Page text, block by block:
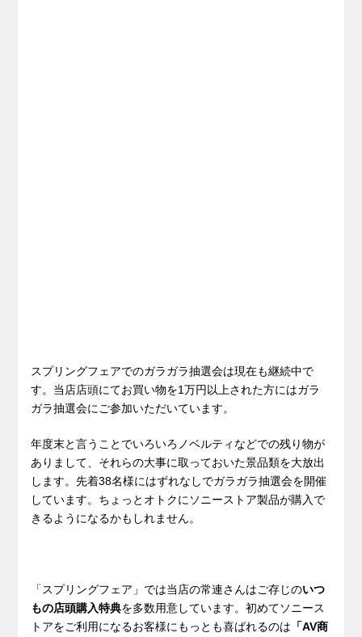
スプリングフェアでのガラガラ抽選会は現在も継続中で
す。当店店頭にてお買い物を1万円以上された方にはガラ
ガラ抽選会にご参加いただいています。
年度末と言うことでいろいろノベルティなどでの残り物が
ありまして、それらの大事に取っておいた景品類を大放出
します。先着38名様にはずれなしでガラガラ抽選会を開催
しています。ちょっとオトクにソニーストア製品が購入で
きるようになるかもしれません。
「スプリングフェア」では当店の常連さんはご存じのいつ
もの店頭購入特典を多数用意しています。初めてソニース
トアをご利用になるお客様にもっとも喜ばれるのは 「AV商